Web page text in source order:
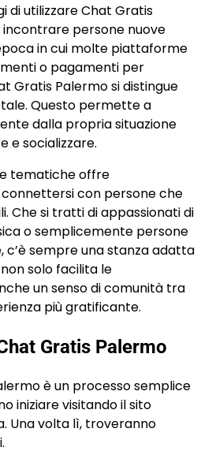
di utilizzare Chat Gratis
incontrare persone nuove
in cui molte piattaforme
o pagamenti per
Gratis Palermo si distingue
Questo permette a
dalla propria situazione
e socializzare.
tematiche offre
con persone che
Che si tratti di appassionati di
o semplicemente persone
c’è sempre una stanza adatta
solo facilita le
un senso di comunità tra
più gratificante.
Gratis Palermo
è un processo semplice
iniziare visitando il sito
Una volta lì, troveranno